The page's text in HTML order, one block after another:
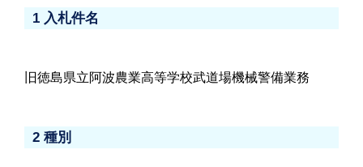
1 入札件名
旧徳島県立阿波農業高等学校武道場機械警備業務
2 種別